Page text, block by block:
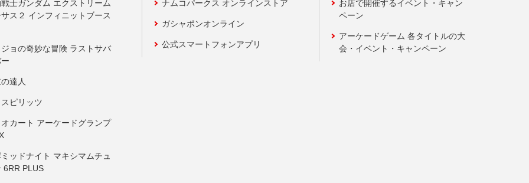
士ガンダム エクストリーム
ス２ インフィニットブース
ョの奇妙な冒険 ラストサバ
達人
ピリッツ
カート アーケードグランプ
ッドナイト マキシマムチュ
6RR PLUS
ナムコパークス オンラインストア
ガシャポンオンライン
公式スマートフォンアプリ
お店で開催するイベント・キャン
ペーン
アーケードゲーム 各タイトルの大
会・イベント・キャンペーン